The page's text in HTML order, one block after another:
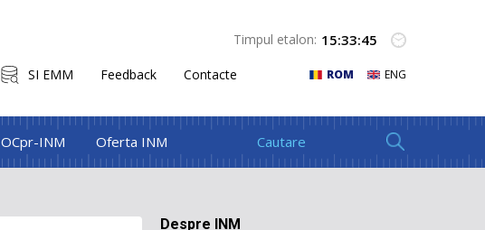
Timpul etalon: 15:33:46
SI EMM Feedback Contacte ROM ENG
OCpr-INM Oferta INM
Despre INM